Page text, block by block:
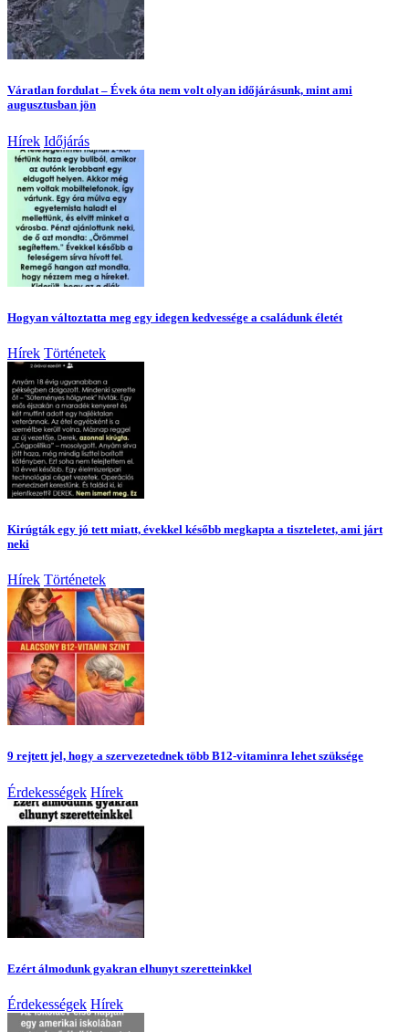
Váratlan fordulat – Évek óta nem volt olyan időjárásunk, mint ami
augusztusban jön
Hírek Időjárás
Hogyan változtatta meg egy idegen kedvessége a családunk életét
Hírek Történetek
Kirúgták egy jó tett miatt, évekkel később megkapta a tiszteletet, ami járt
neki
Hírek Történetek
9 rejtett jel, hogy a szervezetednek több B12-vitaminra lehet szüksége
Érdekességek Hírek
Ezért álmodunk gyakran elhunyt szeretteinkkel
Érdekességek Hírek